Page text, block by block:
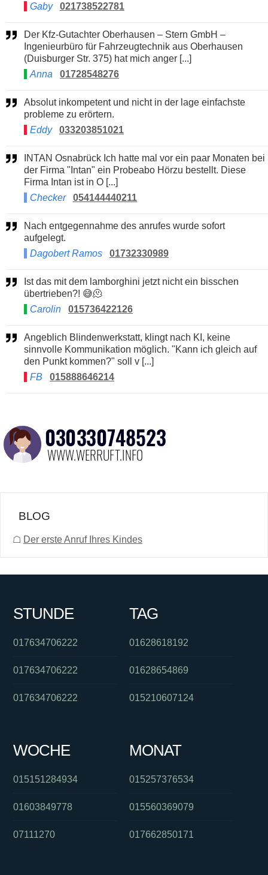
Gaby
021738522781
Der Kfz-Gutachter Oberhausen – Stern GmbH –
Ingenieurbüro für Fahrzeugtechnik aus Oberhausen
(Duisburger Str. 375) hat mich anger [...]
Anna
01728548276
Absolut inkompetent und nicht in der lage einfachste
probleme zu erörtern.
Eddy
033203851021
der Firma "Intan" ein Probeabo Hörzu bestellt. Diese
Firma Intan ist in O [...]
Checker
054144440211
Nach entgegennahme des anrufes wurde sofort
aufgelegt.
Dagobert Ramos
01732330989
übertrieben?! 😅🫠
Carolin
015736422126
Angeblich Blindenwerkstatt, klingt nach KI, keine
sinnvolle Kommunikation möglich. "Kann ich gleich auf
den Punkt kommen?" soll v [...]
FB
015888646214
BLOG
☖ Der erste Anruf Ihres Kindes
STUNDE
017634706222
017634706222
017634706222
TAG
01628618192
01628654869
015210607124
WOCHE
015151284934
01603849778
07111270
MONAT
015257376534
015560369079
017662850171